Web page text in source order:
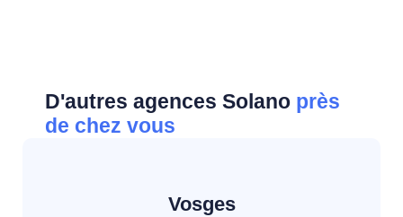
D'autres agences Solano près
de chez vous
Vosges